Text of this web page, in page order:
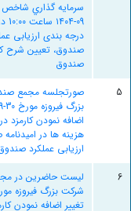
درجه بندی ارزیابی
صندوق، تعیین شرح
صندوق
5
صورتجلسه مجمع
اضافه نمودن کارمزد
هزینه ها در
ارزیابی عملکرد
6
لیست حاضرین در
تغییر اضافه نمودن